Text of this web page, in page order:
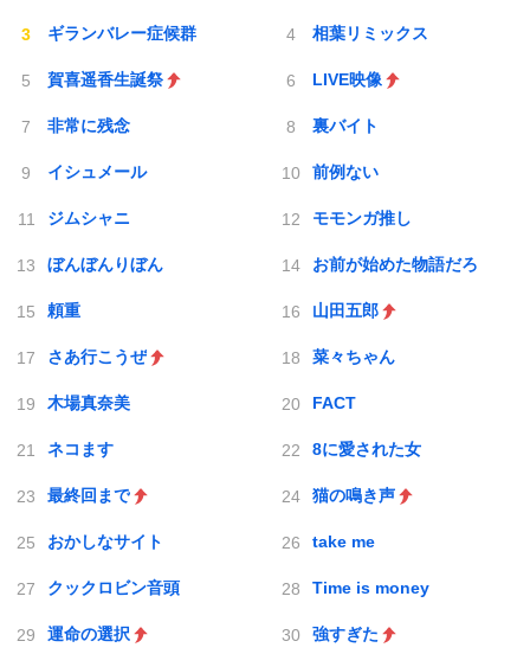
ギランバレー症候群 相葉リミックス
賀喜遥香生誕祭 LIVE映像
非常に残念 裏バイト
イシュメール 前例ない
ジムシャニ モモンガ推し
ぼんぼんりぼん お前が始めた物語だろ
頼重 山田五郎
さあ行こうぜ 菜々ちゃん
木場真奈美 FACT
ネコます 8に愛された女
最終回まで 猫の鳴き声
おかしなサイト take me
クックロビン音頭 Time is money
運命の選択 強すぎた